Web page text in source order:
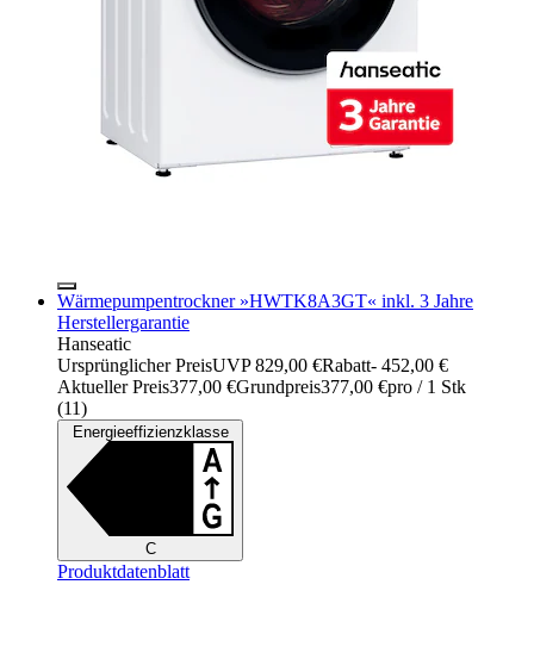
Wärmepumpentrockner »HWTK8A3GT« inkl. 3 Jahre
Herstellergarantie
Hanseatic
Ursprünglicher PreisUVP 829,00 €Rabatt- 452,00 €
Aktueller Preis377,00 €Grundpreis377,00 €pro / 1 Stk
(11)
Energieeffizienzklasse
C
Produktdatenblatt